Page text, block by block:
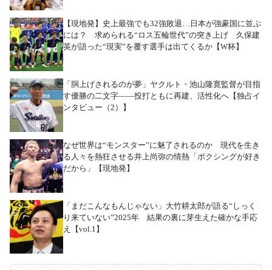
【現地発】史上最強でも32強敗退…日本が強豪国に並ぶ
には？ 求められる“ロス五輪世代”の突き上げ 久保建
英が語った“現実”を覆す選手は出てくるか【W杯】
「胴上げされるのが夢」ヤクルト・池山隆寛監督が目指
す優勝の二文字――投打ともに再建、活性化へ【独占イ
ンタビュー（2）】
なぜ世界は“モンスター”に魅了されるのか 現代を生き
る人々を熱狂させる井上尚弥の情熱「ボクシングが好き
だから」【現地発】
「まだこんなもんじゃない」大竹耕太郎が語る“しっく
り来ていない”2025年 結果の裏に芽生えた確かな手応
え【vol.1】